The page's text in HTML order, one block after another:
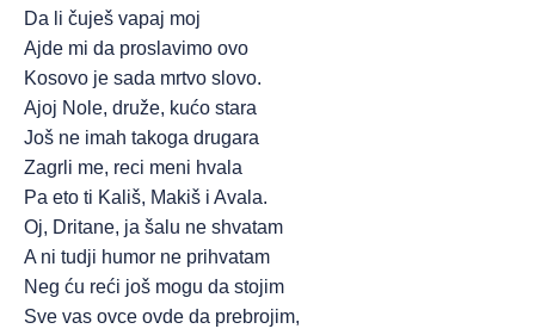
Da li čuješ vapaj moj
Ajde mi da proslavimo ovo
Kosovo je sada mrtvo slovo.
Ajoj Nole, druže, kućo stara
Još ne imah takoga drugara
Zagrli me, reci meni hvala
Pa eto ti Kališ, Makiš i Avala.
Oj, Dritane, ja šalu ne shvatam
A ni tudji humor ne prihvatam
Neg ću reći još mogu da stojim
Sve vas ovce ovde da prebrojim,